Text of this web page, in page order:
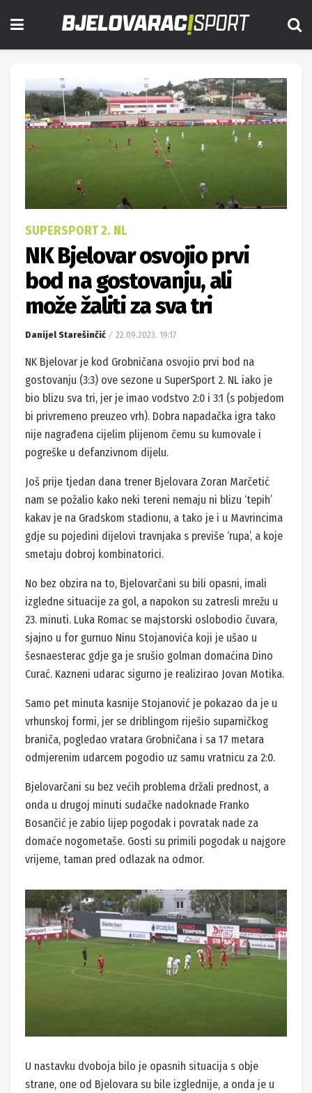
SUPERSPORT 2. NL
NK Bjelovar osvojio prvi
bod na gostovanju, ali
može žaliti za sva tri
Danijel Starešinčić 22.09.2023. 19:17
NK Bjelovar je kod Grobničana osvojio prvi bod na
gostovanju (3:3) ove sezone u SuperSport 2. NL iako je
bio blizu sva tri, jer je imao vodstvo 2:0 i 3:1 (s pobjedom
bi privremeno preuzeo vrh). Dobra napadačka igra tako
nije nagrađena cijelim plijenom čemu su kumovale i
pogreške u defanzivnom dijelu.
Još prije tjedan dana trener Bjelovara Zoran Marčetić
nam se požalio kako neki tereni nemaju ni blizu ‘tepih’
kakav je na Gradskom stadionu, a tako je i u Mavrincima
gdje su pojedini dijelovi travnjaka s previše ‘rupa’, a koje
smetaju dobroj kombinatorici.
No bez obzira na to, Bjelovarčani su bili opasni, imali
izgledne situacije za gol, a napokon su zatresli mrežu u
23. minuti. Luka Romac se majstorski oslobodio čuvara,
sjajno u for gurnuo Ninu Stojanovića koji je ušao u
šesnaesterac gdje ga je srušio golman domaćina Dino
Curać. Kazneni udarac sigurno je realizirao Jovan Motika.
Samo pet minuta kasnije Stojanović je pokazao da je u
vrhunskoj formi, jer se driblingom riješio suparničkog
braniča, pogledao vratara Grobničana i sa 17 metara
odmjerenim udarcem pogodio uz samu vratnicu za 2:0.
Bjelovarčani su bez većih problema držali prednost, a
onda u drugoj minuti sudačke nadoknade Franko
Bosančić je zabio lijep pogodak i povratak nade za
domaće nogometaše. Gosti su primili pogodak u najgore
vrijeme, taman pred odlazak na odmor.
U nastavku dvoboja bilo je opasnih situacija s obje
strane, one od Bjelovara su bile izglednije, a onda je u